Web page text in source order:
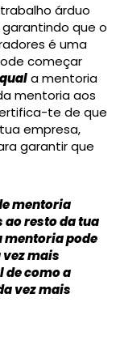
árduo
que o
é uma
começar
a mentoria
mentoria aos
te de que
empresa,
garantir que
mentoria
resto da tua
mentoria pode
mais
de como a
vez mais